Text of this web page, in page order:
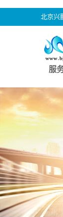
北京兴
服